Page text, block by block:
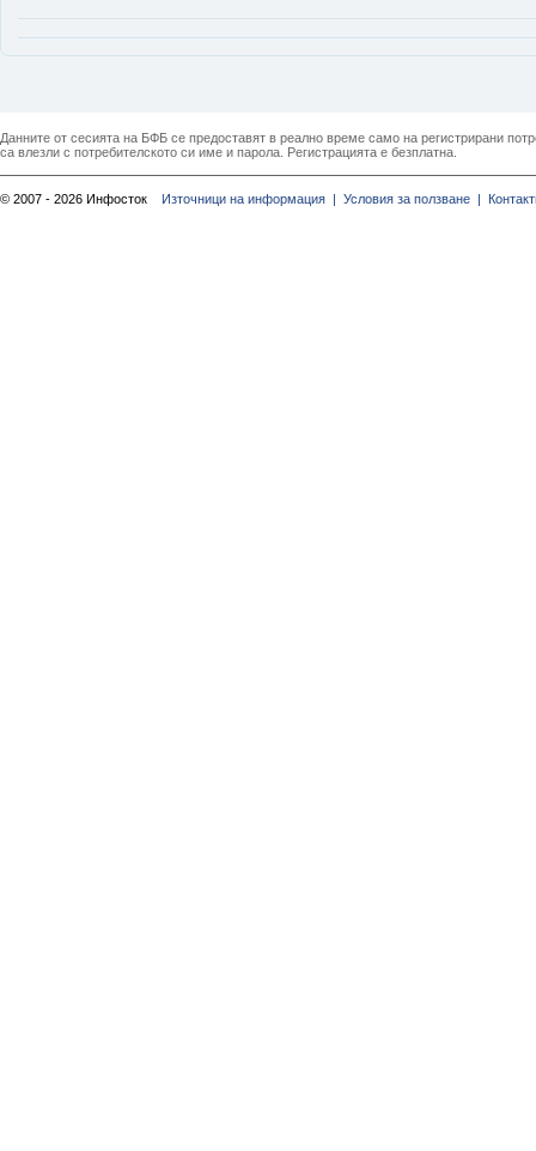
Данните от сесията на БФБ се предоставят в реално време само на регистрирани
са влезли с потребителското си име и парола. Регистрацията е безплатна.
© 2007 - 2026 Инфосток Източници на информация | Условия за ползване |